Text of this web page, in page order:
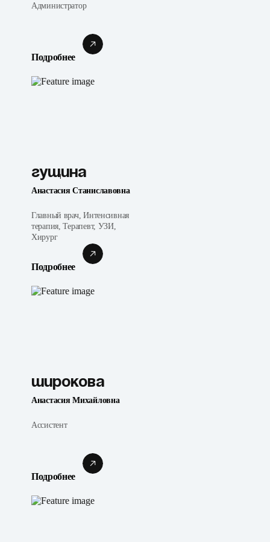
Администратор
Подробнее
Гущина
Анастасия Станиславовна
Главный врач, Интенсивная
терапия, Терапевт, УЗИ,
Хирург
Подробнее
Широкова
Анастасия Михайловна
Ассистент
Подробнее